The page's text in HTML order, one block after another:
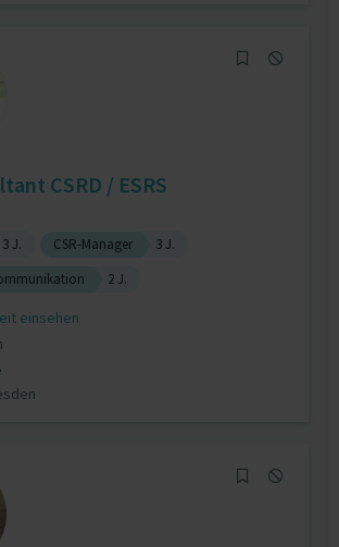
CSRD / ESRS
3 J. CSR-Manager
3 J.
2 J.
einsehen